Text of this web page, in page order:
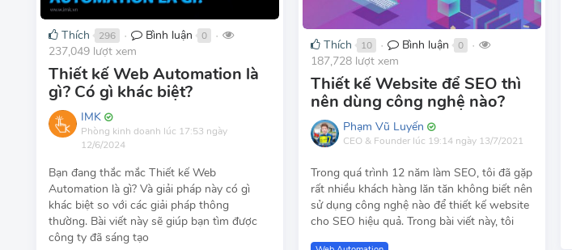
Thích 296 ● Bình luận 0 ●
237,049 lượt xem
Thiết kế Web Automation là
gì? Có gì khác biệt?
IMK
Phòng kinh doanh lúc 17:53 ngày
12/6/2024
Bạn đang thắc mắc Thiết kế Web
Automation là gì? Và giải pháp này có gì
khác biệt so với các giải pháp thông
thường. Bài viết này sẽ giúp bạn tìm được
công ty đã sáng tạo
Thích 10 ● Bình luận 0 ●
187,728 lượt xem
Thiết kế Website để SEO thì
nên dùng công nghệ nào?
Phạm Vũ Luyến
CEO & Founder lúc 19:14 ngày 13/7/2021
Trong quá trình 12 năm làm SEO, tôi đã gặp
rất nhiều khách hàng lăn tăn không biết nên
sử dụng công nghệ nào để thiết kế website
cho SEO hiệu quả. Trong bài viết này, tôi